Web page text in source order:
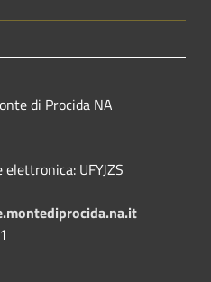
di Procida NA
UFYJZS